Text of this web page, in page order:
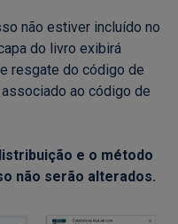
não estiver incluído no
do livro exibirá
resgate do código de
ao código de
e o método
não serão alterados.